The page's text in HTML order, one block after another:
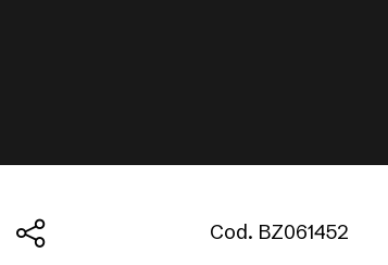
Cod. BZ061452